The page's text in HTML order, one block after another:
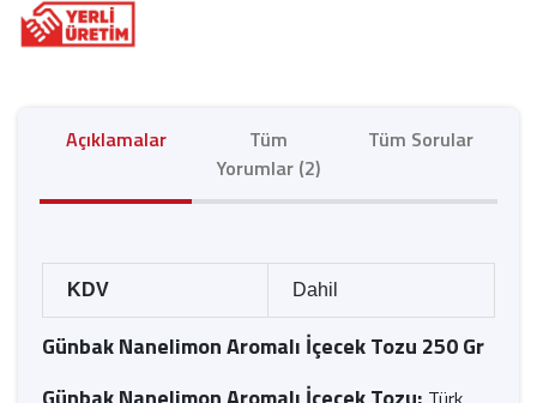
Açıklamalar
Tüm
Yorumlar (2)
Tüm Sorular
KDV Dahil
Günbak Nanelimon Aromalı İçecek Tozu 250 Gr